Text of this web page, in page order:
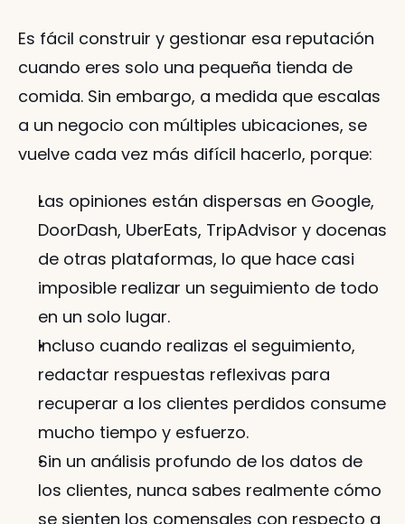
Es fácil construir y gestionar esa reputación
cuando eres solo una pequeña tienda de
comida. Sin embargo, a medida que escalas
a un negocio con múltiples ubicaciones, se
vuelve cada vez más difícil hacerlo, porque:
Las opiniones están dispersas en Google,
DoorDash, UberEats, TripAdvisor y docenas
de otras plataformas, lo que hace casi
imposible realizar un seguimiento de todo
en un solo lugar.
Incluso cuando realizas el seguimiento,
redactar respuestas reflexivas para
recuperar a los clientes perdidos consume
mucho tiempo y esfuerzo.
Sin un análisis profundo de los datos de
los clientes, nunca sabes realmente cómo
se sienten los comensales con respecto a